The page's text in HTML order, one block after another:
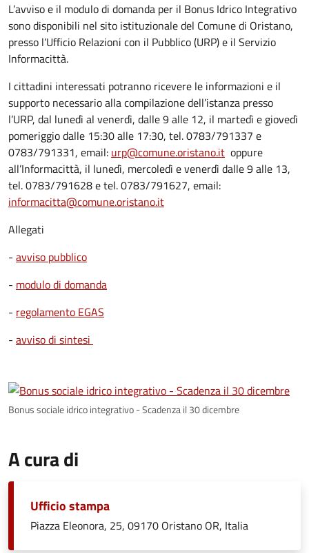
L’avviso e il modulo di domanda per il Bonus Idrico Integrativo
sono disponibili nel sito istituzionale del Comune di Oristano,
presso l’Ufficio Relazioni con il Pubblico (URP) e il Servizio
Informacittà.
I cittadini interessati potranno ricevere le informazioni e il
supporto necessario alla compilazione dell’istanza presso
l’URP, dal lunedì al venerdì, dalle 9 alle 12, il martedì e giovedì
pomeriggio dalle 15:30 alle 17:30, tel. 0783/791337 e
0783/791331, email: urp@comune.oristano.it oppure
all’Informacittà, il lunedì, mercoledì e venerdì dalle 9 alle 13,
tel. 0783/791628 e tel. 0783/791627, email:
informacitta@comune.oristano.it
Allegati
- avviso pubblico
- modulo di domanda
- regolamento EGAS
- avviso di sintesi
Bonus sociale idrico integrativo - Scadenza il 30 dicembre
A cura di
Ufficio stampa
Piazza Eleonora, 25, 09170 Oristano OR, Italia